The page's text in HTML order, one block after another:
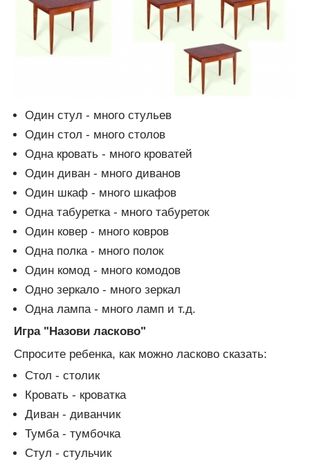
Один стул - много стульев
Один стол - много столов
Одна кровать - много кроватей
Один диван - много диванов
Один шкаф - много шкафов
Одна табуретка - много табуреток
Один ковер - много ковров
Одна полка - много полок
Один комод - много комодов
Одно зеркало - много зеркал
Одна лампа - много ламп и т.д.
Игра "Назови ласково"
Спросите ребенка, как можно ласково сказать:
Стол - столик
Кровать - кроватка
Диван - диванчик
Тумба - тумбочка
Стул - стульчик